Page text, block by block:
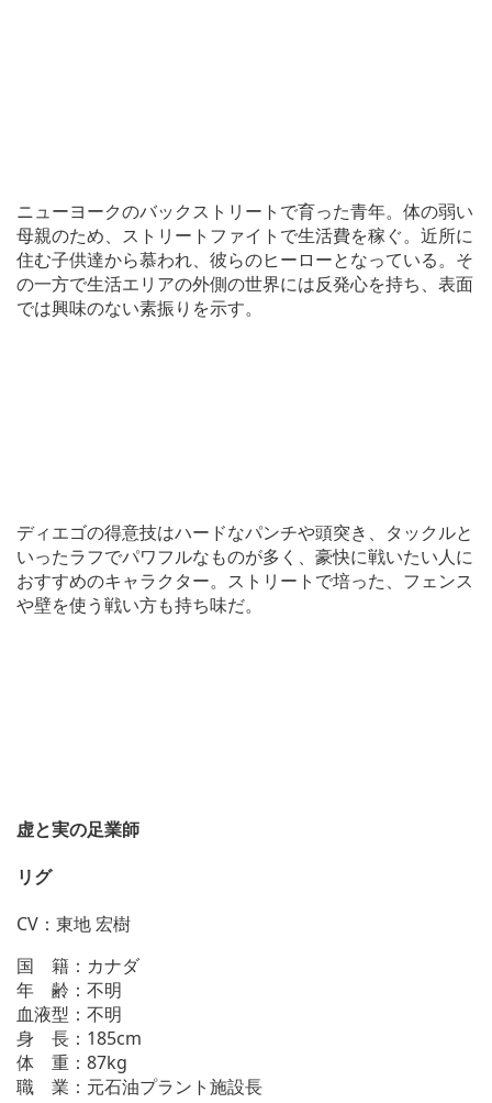
ニューヨークのバックストリートで育った青年。体の弱い
母親のため、ストリートファイトで生活費を稼ぐ。近所に
住む子供達から慕われ、彼らのヒーローとなっている。そ
の一方で生活エリアの外側の世界には反発心を持ち、表面
では興味のない素振りを示す。
ディエゴの得意技はハードなパンチや頭突き、タックルと
いったラフでパワフルなものが多く、豪快に戦いたい人に
おすすめのキャラクター。ストリートで培った、フェンス
や壁を使う戦い方も持ち味だ。
虚と実の足業師
リグ
CV：東地 宏樹
国 籍：カナダ
年 齢：不明
血液型：不明
身 長：185cm
体 重：87kg
職 業：元石油プラント施設長